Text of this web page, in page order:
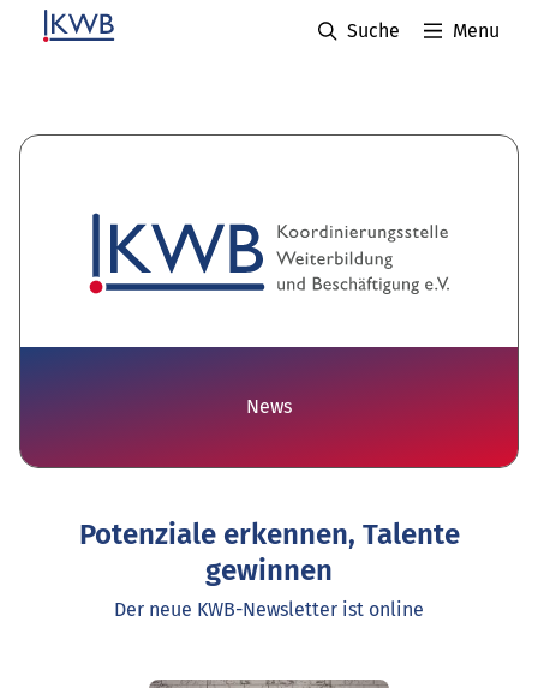
Suche Menu
News
Potenziale erkennen, Talente
gewinnen
Der neue KWB-Newsletter ist online